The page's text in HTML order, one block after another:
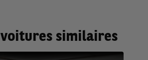
similaires